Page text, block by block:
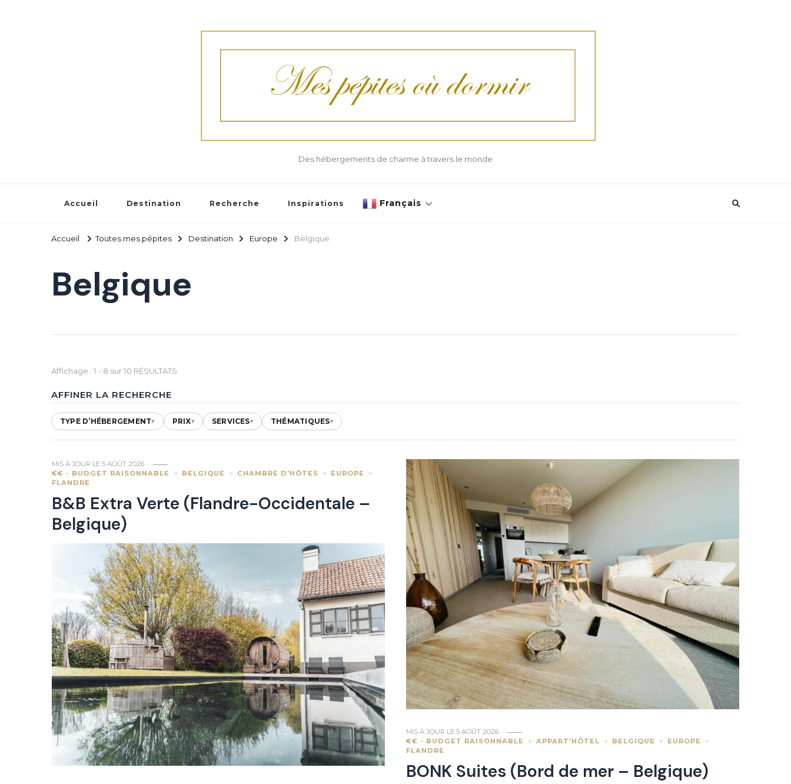
Des hébergements de charme à travers le monde
Accueil Destination Recherche Inspirations Français
Accueil Toutes mes pépites Destination Europe Belgique
Belgique
Affichage : 1 - 8 sur 10 RÉSULTATS
AFFINER LA RECHERCHE
TYPE D’HÉBERGEMENT▾ PRIX▾ SERVICES▾ THÉMATIQUES▾
MIS À JOUR LE 5 AOÛT 2026
€€ - BUDGET RAISONNABLE
BELGIQUE CHAMBRE D'HÔTES
EUROPE
FLANDRE
B&B Extra Verte (Flandre-Occidentale –
Belgique)
MIS À JOUR LE5 AOÛT 2026
€€ - BUDGET RAISONNABLE
APPART'HÔTEL BELGIQUE
EUROPE
FLANDRE
BONK Suites (Bord de mer – Belgique)